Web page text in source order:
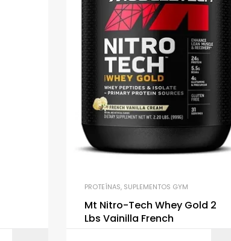
PROTEÍNAS, SUPLEMENTOS GYM
Mt Nitro-Tech Whey Gold 2
Lbs Vainilla French